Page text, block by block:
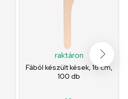
raktáron
Fából készült kések, 16 cm,
100 db